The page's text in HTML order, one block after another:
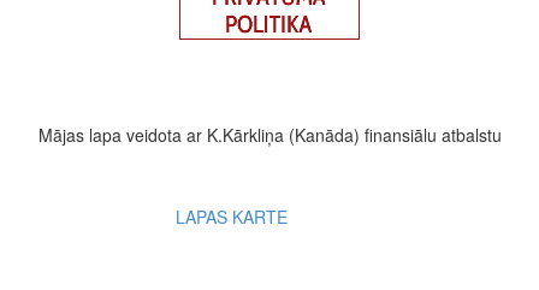
Mājas lapa veidota ar K.Kārkliņa (Kanāda) finansiālu atbalstu
Footer
LAPAS KARTE